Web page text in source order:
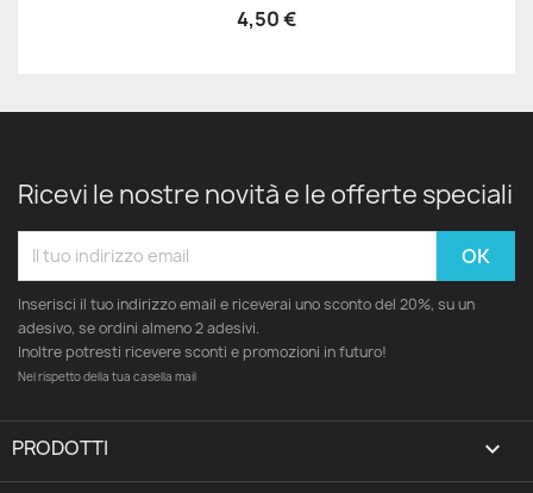
4,50 €
Ricevi le nostre novità e le offerte speciali
Inserisci il tuo indirizzo email e riceverai uno sconto del 20%, su un
adesivo, se ordini almeno 2 adesivi.
Inoltre potresti ricevere sconti e promozioni in futuro!
Nel rispetto della tua casella mail
PRODOTTI 